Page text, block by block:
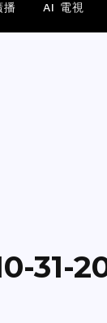
播 AI 電視
31-